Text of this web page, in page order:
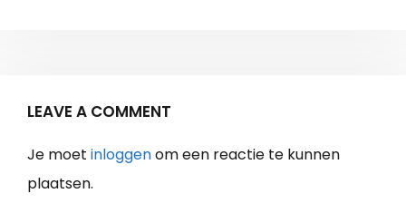
LEAVE A COMMENT
Je moet inloggenom een reactie te kunnen
plaatsen.